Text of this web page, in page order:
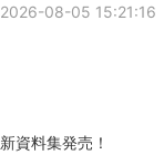
2026-08-05 15:21:16
新資料集発売！